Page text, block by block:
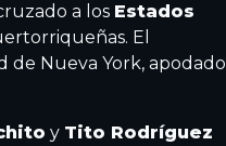
a los Estados
El
de Nueva York, apodado
y Tito Rodríguez